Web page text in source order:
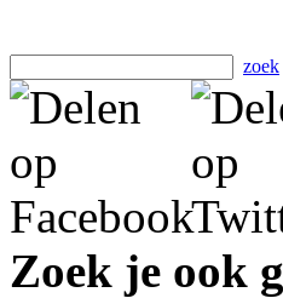
zoek
Zoek je ook